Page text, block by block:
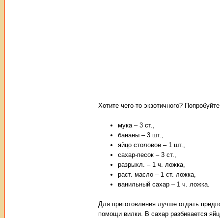
Хотите чего-то экзотичного?
мука – 3 ст.,
бананы – 3 шт.,
яйцо столовое – 1 шт.,
сахар-песок – 3 ст.,
разрыхл. – 1 ч. ложка,
раст. масло – 1 ст. ложка,
ванильный сахар – 1 ч. ложка.
Для приготовления лучше отдать
помощи вилки. В сахар разбивается